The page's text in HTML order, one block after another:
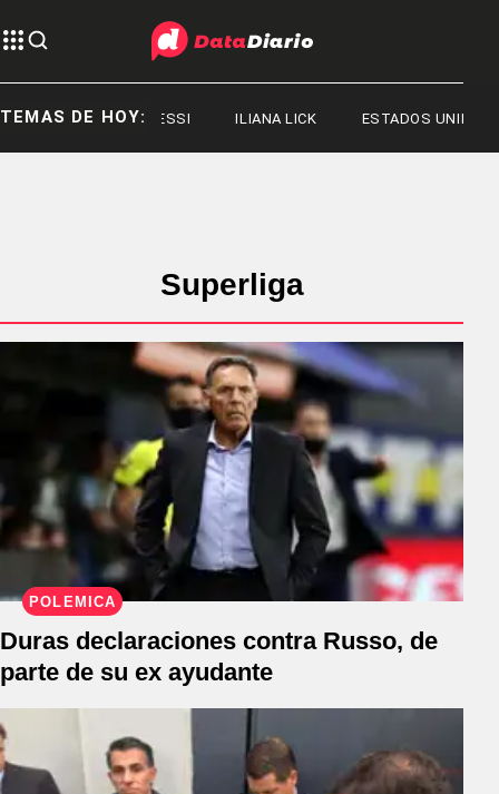
TEMAS DE HOY:
JORGE MESSI ILIANA LICK ESTADOS UNIDOS
Superliga
POLÉMICA
Duras declaraciones contra Russo, de
parte de su ex ayudante